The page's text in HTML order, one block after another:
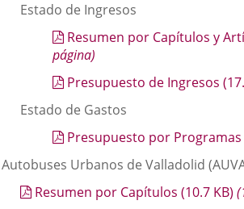
Estado de Ingresos
Resumen por Capítulos y
página)
Presupuesto de Ingresos
Estado de Gastos
Presupuesto por Programas
Urbanos de Valladolid
Resumen por Capítulos (10.7 KB)